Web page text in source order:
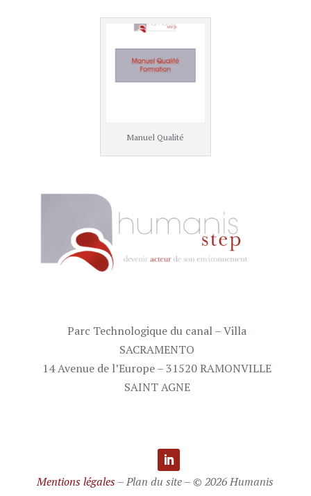
Manuel Qualité
Parc Technologique du canal – Villa
SACRAMENTO
14 Avenue de l’Europe – 31520 RAMONVILLE
SAINT AGNE
Mentions légales– Plan du site – © 2026 Humanis